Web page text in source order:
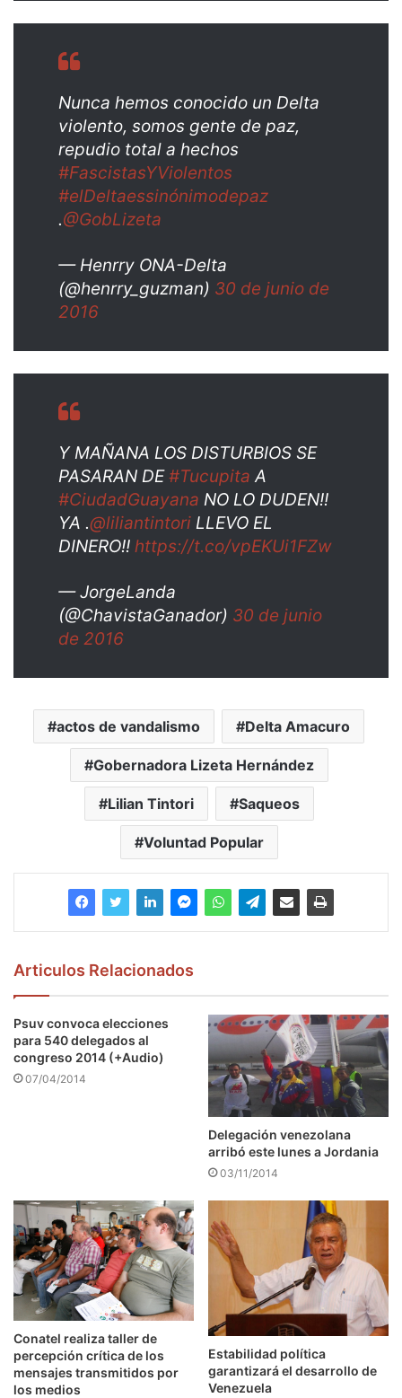
Nunca hemos conocido un Delta
violento, somos gente de paz,
repudio total a hechos
#FascistasYViolentos
#elDeltaessinónimodepaz
.@GobLizeta
— Henrry ONA-Delta
(@henrry_guzman) 30 de junio de
2016
Y MAÑANA LOS DISTURBIOS SE
PASARAN DE#Tucupita A
#CiudadGuayana NO LO DUDEN!!
YA .@liliantintori LLEVO EL
DINERO!! https://t.co/vpEKUi1FZw
— JorgeLanda
(@ChavistaGanador) 30 de junio
de 2016
actos de vandalismo Delta Amacuro
Gobernadora Lizeta Hernández
Lilian Tintori Saqueos
Voluntad Popular
Articulos Relacionados
Psuv convoca elecciones
para 540 delegados al
congreso 2014 (+Audio)
07/04/2014
Delegación venezolana
arribó este lunes a Jordania
03/11/2014
Conatel realiza taller de
percepción crítica de los
mensajes transmitidos por
los medios
Estabilidad política
garantizará el desarrollo de
Venezuela